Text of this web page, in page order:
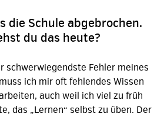
die Schule abgebrochen.
du das heute?
schwerwiegendste Fehler meines
ich mir oft fehlendes Wissen
auch weil ich viel zu früh
das „Lernen“ selbst zu üben. Der